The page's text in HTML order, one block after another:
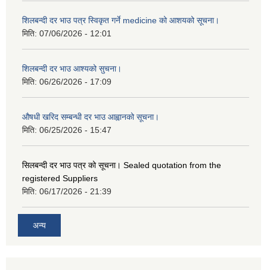
शिलबन्दी दर भाउ पत्र स्विकृत गर्ने medicine को आशयको सूचना।
मिति: 07/06/2026 - 12:01
शिलबन्दी दर भाउ आश्यको सुचना।
मिति: 06/26/2026 - 17:09
औषधी खरिद सम्बन्धी दर भाउ आह्वानको सूचना।
मिति: 06/25/2026 - 15:47
सिलबन्दी दर भाउ पत्र को सूचना। Sealed quotation from the
registered Suppliers
मिति: 06/17/2026 - 21:39
अन्य